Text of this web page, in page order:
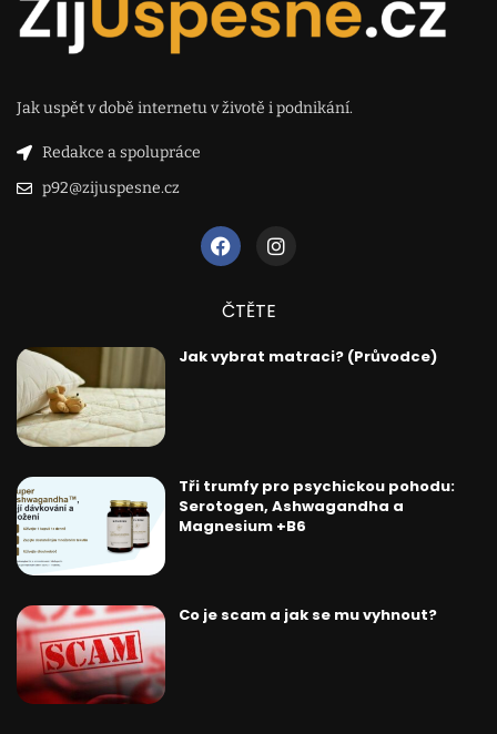
Jak uspět v době internetu v životě i podnikání.
Redakce a spolupráce
p92@zijuspesne.cz
ČTĚTE
Jak vybrat matraci? (Průvodce)
Tři trumfy pro psychickou pohodu:
Serotogen, Ashwagandha a
Magnesium +B6
Co je scam a jak se mu vyhnout?